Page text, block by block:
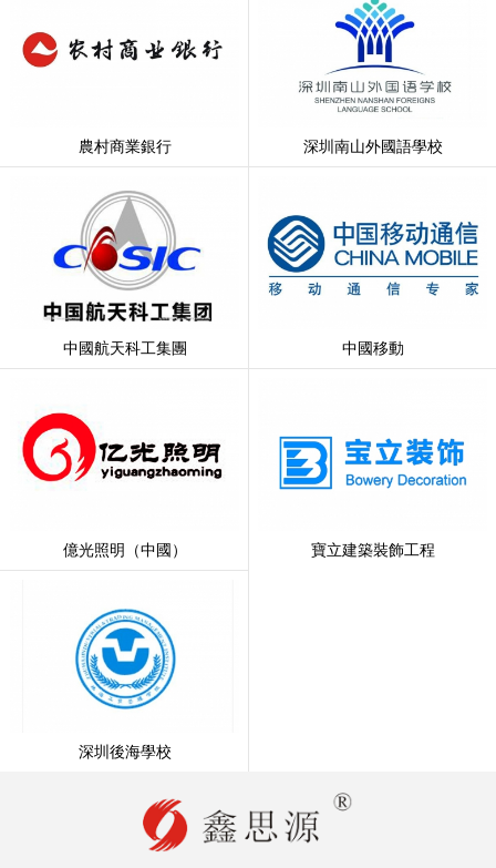
農村商業銀行 深圳南山外國語學校
中國航天科工集團 中國移動
億光照明（中國） 寶立建築裝飾工程
深圳後海學校